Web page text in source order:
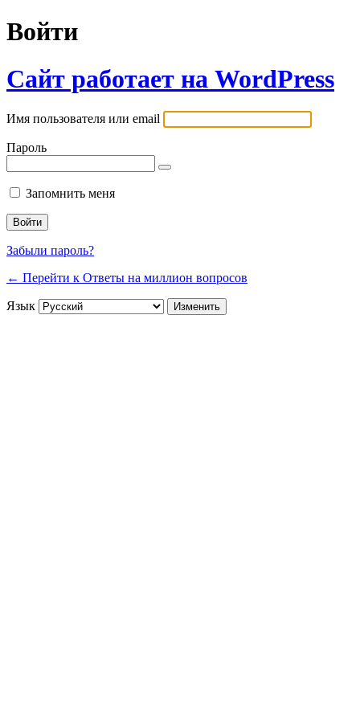
Войти
Сайт работает на WordPress
Имя пользователя или email
Пароль
Запомнить меня
Забыли пароль?
← Перейти к Ответы на миллион вопросов
Язык